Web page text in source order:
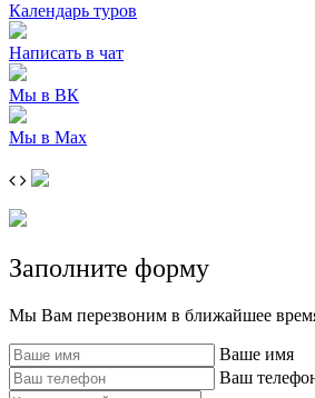
Календарь туров
Написать в чат
Мы в ВК
Мы в Max
Заполните форму
Мы Вам перезвоним в ближайшее
Ваше имя
Ваш